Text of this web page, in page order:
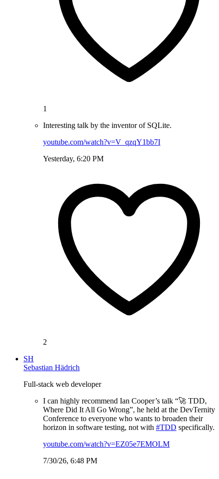
1
Interesting talk by the inventor of SQLite.
youtube.com/watch?v=V_qzqY1bb7I
Yesterday, 6:20 PM
2
SH
Sebastian Hädrich
Full-stack web developer
I can highly recommend Ian Cooper’s talk “🚀 TDD,
Where Did It All Go Wrong”, he held at the DevTernity
Conference to everyone who wants to broaden their
horizon in software testing, not with #TDD specifically.
youtube.com/watch?v=EZ05e7EMOLM
7/30/26, 6:48 PM